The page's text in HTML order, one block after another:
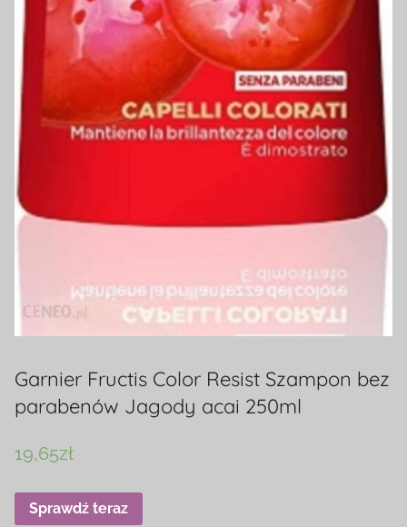
Garnier Fructis Color Resist Szampon bez
parabenów Jagody acai 250ml
19,65zł
Sprawdź teraz